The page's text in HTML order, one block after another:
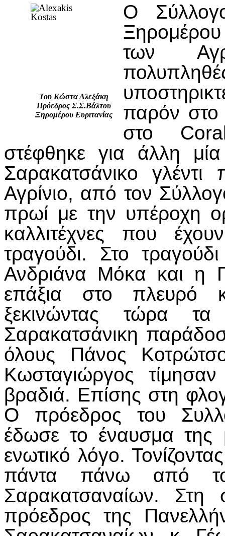
Του Κώστα Αλεξάκη
Πρόεδρος Σ.Σ.Βάλτου
Ξηρομέρου Ευριτανίας
Ο
των
παρόν στο
στο
στέφθηκε για άλλη
Σαρακατσάνικο
Αγρίνιο, από τον
πρωί με την υπέροχη
καλλιτέχνες που
τραγούδι. Στο
Ανδριάνα Μόκα και η
επάξια στο πλευρό
ξεκινώντας τώρα
Σαρακατσάνικη
όλους Πάνος
Κωσταγιώργος
βραδιά. Επίσης στη
Ο πρόεδρος του
έδωσε το έναυσμα της
ενωτικό λόγο.
πάντα πάνω από
Σαρακατσαναίων. Στη
πρόεδρος της